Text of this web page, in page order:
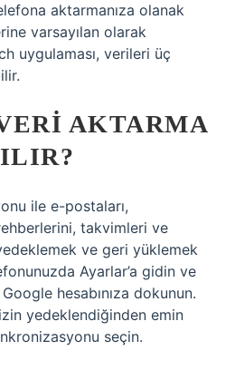
aktarmanıza olanak
varsayılan olarak
uygulaması, verileri üç
AKTARMA
ile e-postaları,
takvimleri ve
ve geri yüklemek
Ayarlar’a gidin ve
hesabınıza dokunun.
yedeklendiğinden emin
seçin.